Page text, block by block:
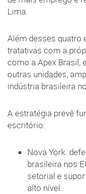
Lima.
Além desses quatro
tratativas com a
como a Apex Brasil,
outras unidades,
indústria brasileira
A estratégia prevê
escritório:
Nova York:
brasileira nos
setorial e
alto nível.